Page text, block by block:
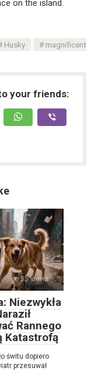
on the island.
Husky
magnificent
your friends:
35 views
Niezwykła
Rannego
Katastrofą
świtu dopiero
przesuwał